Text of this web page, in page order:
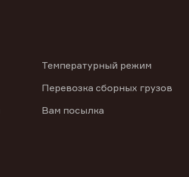
Температурный режим
Перевозка сборных грузов
Вам посылка